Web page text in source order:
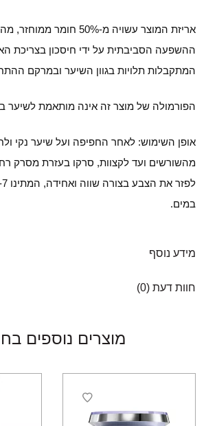
אריזת המוצר עשויה מ-50%
ההשפעה הסביבתית על ידי חיסכון בצריכת
המתקבלות תלויות בגוון השיער ובמרקם
הפורמולה של מוצר זה אינה מותאמת לשיער
אופן השימוש: לאחר החפיפה ועל שיער נקי
מהשורשים ועד לקצוות, סרקו בעזרת מסרק
במים.
מידע נוסף
חוות דעת (0)
מוצרים נוספים